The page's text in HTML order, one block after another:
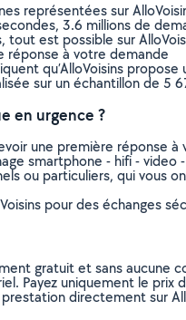
représentées sur
3.6 millions de
est possible sur
réponse à votre demande
qu’AlloVoisins
sur un échantillon de 5
en urgence ?
une première
smartphone - hifi - video
ou particuliers, qui
pour des échanges
gratuit et sans aucune
Payez uniquement le prix
directement sur